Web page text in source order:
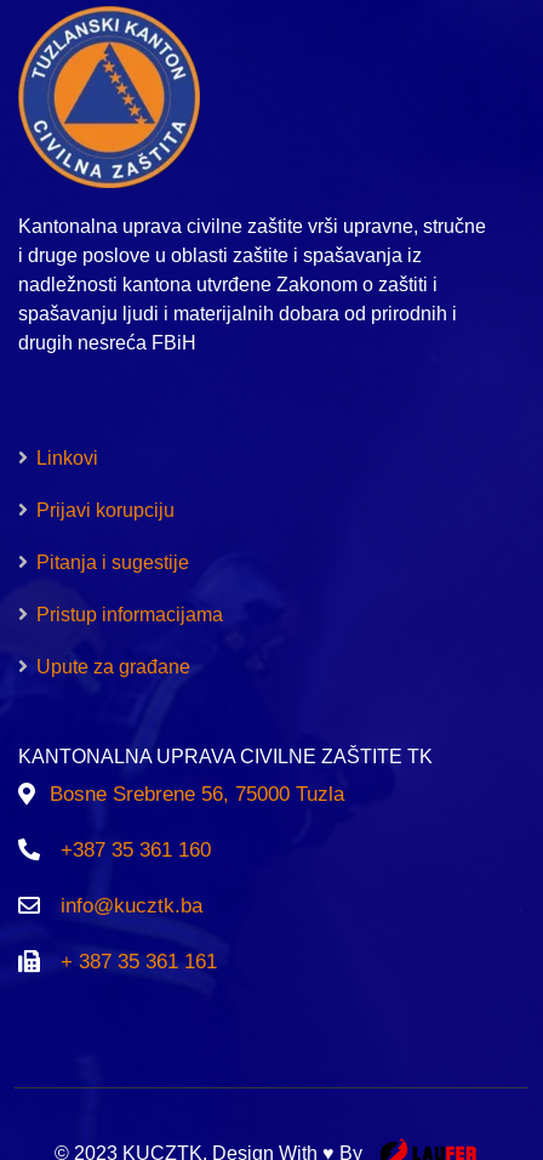
Kantonalna uprava civilne zaštite vrši upravne, stručne
i druge poslove u oblasti zaštite i spašavanja iz
nadležnosti kantona utvrđene Zakonom o zaštiti i
spašavanju ljudi i materijalnih dobara od prirodnih i
drugih nesreća FBiH
Linkovi
Prijavi korupciju
Pitanja i sugestije
Pristup informacijama
Upute za građane
KANTONALNA UPRAVA CIVILNE ZAŠTITE TK
Bosne Srebrene 56, 75000 Tuzla
+387 35 361 160
info@kucztk.ba
+ 387 35 361 161
© 2023 KUCZTK. Design With ♥ By